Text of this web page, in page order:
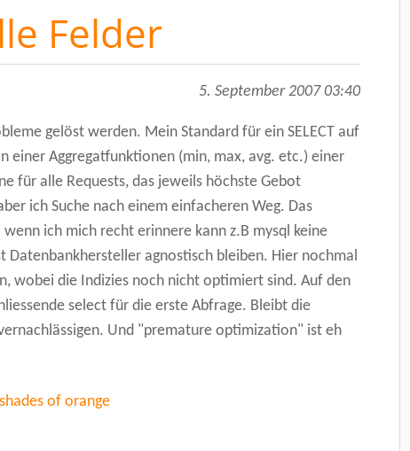
Felder
5. September 2007 03:40
gelöst werden. Mein Standard für ein SELECT auf
einer Aggregatfunktionen (min, max, avg. etc.) einer
für alle Requests, das jeweils höchste Gebot
ich Suche nach einem einfacheren Weg. Das
ich mich recht erinnere kann z.B mysql keine
Datenbankhersteller agnostisch bleiben. Hier nochmal
wobei die Indizies noch nicht optimiert sind. Auf den
select für die erste Abfrage. Bleibt die
Und "premature optimization" ist eh
of orange